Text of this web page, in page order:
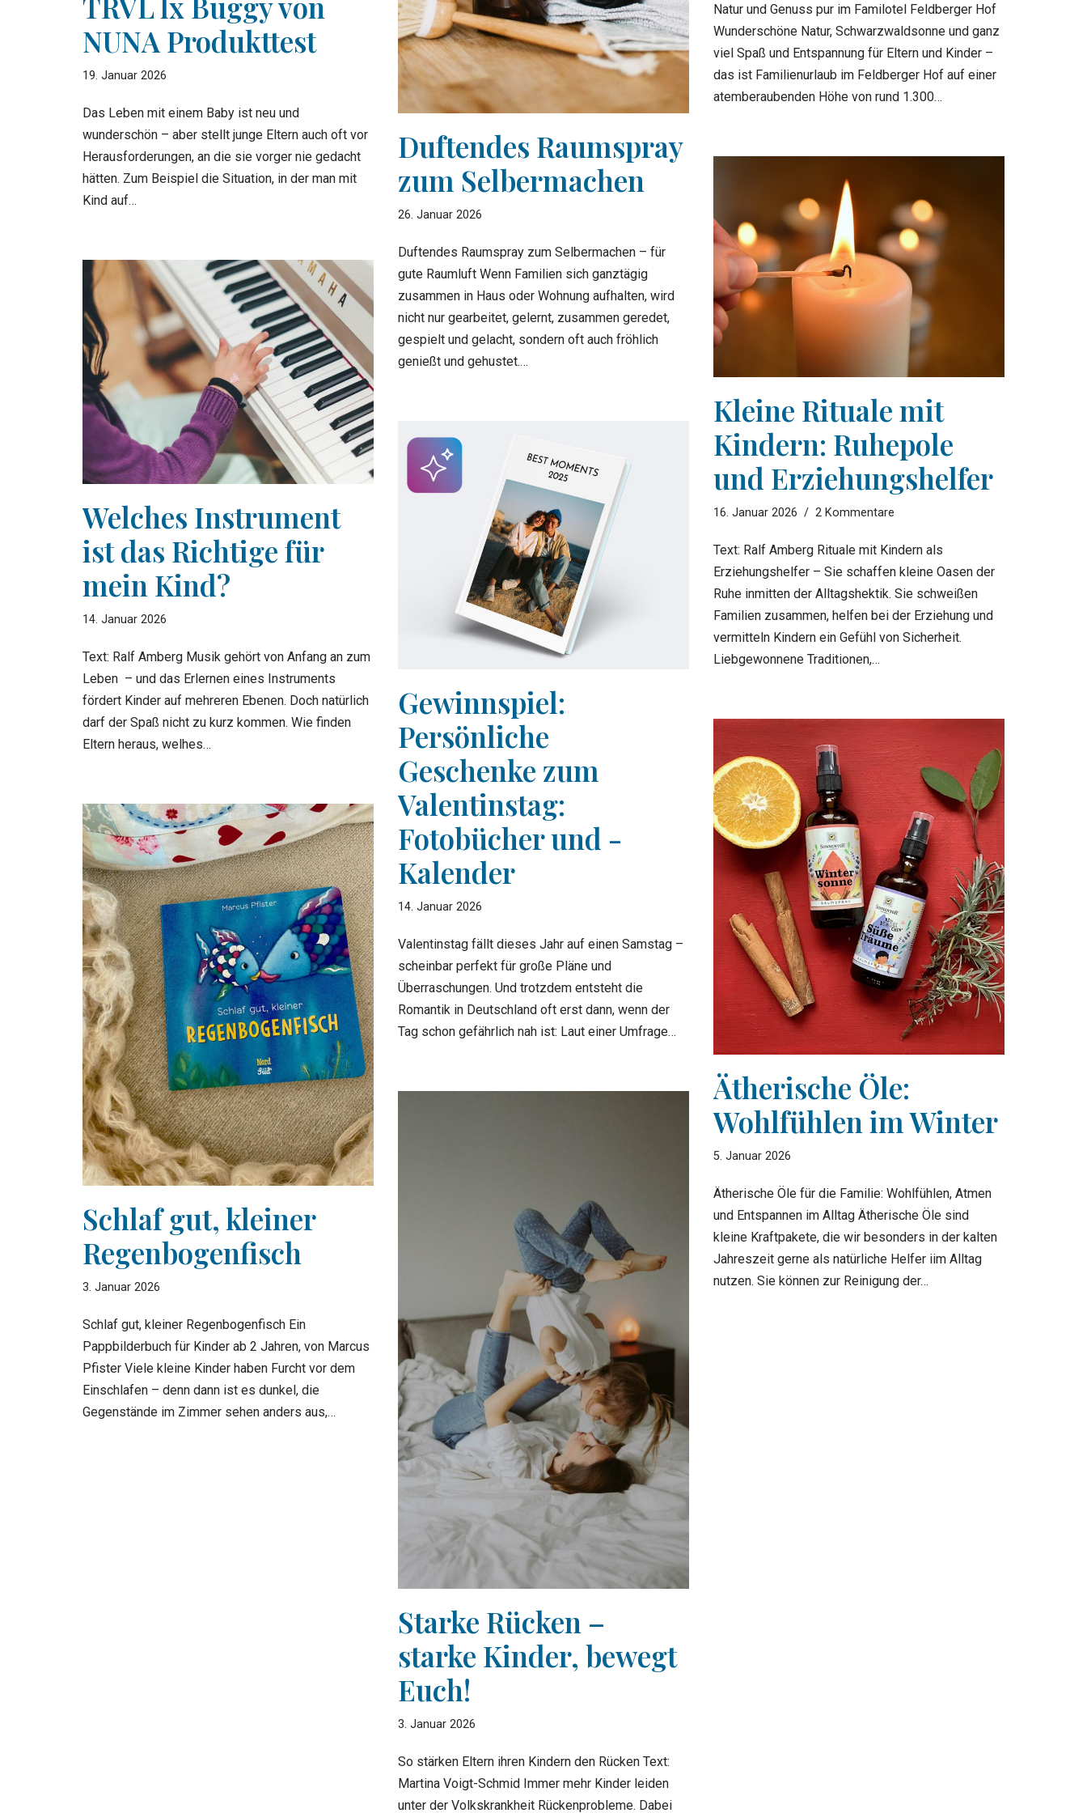
Duftendes Raumspray
zum Selbermachen
26. Januar 2026
Duftendes Raumspray zum Selbermachen – für
gute Raumluft Wenn Familien sich ganztägig
zusammen in Haus oder Wohnung aufhalten, wird
nicht nur gearbeitet, gelernt, zusammen geredet,
gespielt und gelacht, sondern oft auch fröhlich
genießt und gehustet.…
Natur und Genuss pur im Familotel Feldberger Hof
Wunderschöne Natur, Schwarzwaldsonne und ganz
viel Spaß und Entspannung für Eltern und Kinder –
das ist Familienurlaub im Feldberger Hof auf einer
atemberaubenden Höhe von rund 1.300…
NUNA Produkttest
19. Januar 2026
Das Leben mit einem Baby ist neu und
wunderschön – aber stellt junge Eltern auch oft vor
Herausforderungen, an die sie vorger nie gedacht
hätten. Zum Beispiel die Situation, in der man mit
Kind auf…
Kleine Rituale mit
Kindern: Ruhepole
und Erziehungshelfer
16. Januar 2026 2 Kommentare
Text: Ralf Amberg Rituale mit Kindern als
Erziehungshelfer – Sie schaffen kleine Oasen der
Ruhe inmitten der Alltagshektik. Sie schweißen
Familien zusammen, helfen bei der Erziehung und
vermitteln Kindern ein Gefühl von Sicherheit.
Liebgewonnene Traditionen,…
Welches Instrument
ist das Richtige für
mein Kind?
14. Januar 2026
Text: Ralf Amberg Musik gehört von Anfang an zum
Leben – und das Erlernen eines Instruments
fördert Kinder auf mehreren Ebenen. Doch natürlich
darf der Spaß nicht zu kurz kommen. Wie finden
Eltern heraus, welhes…
Gewinnspiel:
Persönliche
Geschenke zum
Valentinstag:
Fotobücher und -
Kalender
14. Januar 2026
Valentinstag fällt dieses Jahr auf einen Samstag –
scheinbar perfekt für große Pläne und
Überraschungen. Und trotzdem entsteht die
Romantik in Deutschland oft erst dann, wenn der
Tag schon gefährlich nah ist: Laut einer Umfrage…
Ätherische Öle:
Wohlfühlen im Winter
5. Januar 2026
Ätherische Öle für die Familie: Wohlfühlen, Atmen
und Entspannen im Alltag Ätherische Öle sind
kleine Kraftpakete, die wir besonders in der kalten
Jahreszeit gerne als natürliche Helfer iim Alltag
nutzen. Sie können zur Reinigung der…
Schlaf gut, kleiner
Regenbogenfisch
3. Januar 2026
Schlaf gut, kleiner Regenbogenfisch Ein
Pappbilderbuch für Kinder ab 2 Jahren, von Marcus
Pfister Viele kleine Kinder haben Furcht vor dem
Einschlafen – denn dann ist es dunkel, die
Gegenstände im Zimmer sehen anders aus,…
Starke Rücken –
starke Kinder, bewegt
Euch!
3. Januar 2026
So stärken Eltern ihren Kindern den Rücken Text:
Martina Voigt-Schmid Immer mehr Kinder leiden
unter der Volkskrankheit Rückenprobleme. Dabei